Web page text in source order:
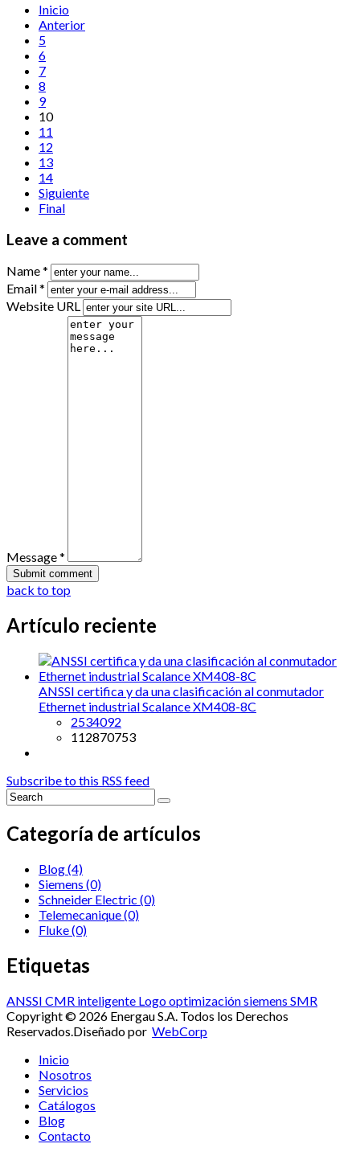
Inicio
Anterior
5
6
7
8
9
10
11
12
13
14
Siguiente
Final
Leave a comment
Name *
Email *
Website URL
Message *
back to top
Artículo reciente
ANSSI certifica y da una clasificación al conmutador
Ethernet industrial Scalance XM408-8C
2534092
112870753
Subscribe to this RSS feed
Categoría de artículos
Blog(4)
Siemens (0)
Schneider Electric (0)
Telemecanique(0)
Fluke(0)
Etiquetas
ANSSI CMR inteligente Logooptimizaciónsiemens SMR
Copyright © 2026 Energau S.A. Todos los Derechos
Reservados. Diseñado por WebCorp
Inicio
Nosotros
Servicios
Catálogos
Blog
Contacto